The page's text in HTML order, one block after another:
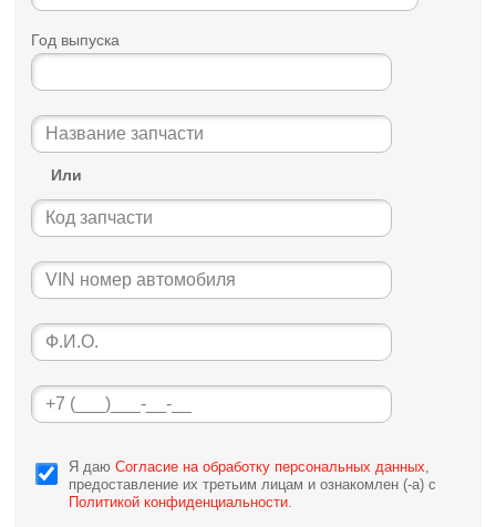
Год выпуска
Или
Я даюСогласие на обработку персональных данных,
предоставление их третьим лицам и ознакомлен (-а) c
Политикой конфиденциальности.